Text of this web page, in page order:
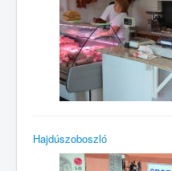
Hajdúszoboszló